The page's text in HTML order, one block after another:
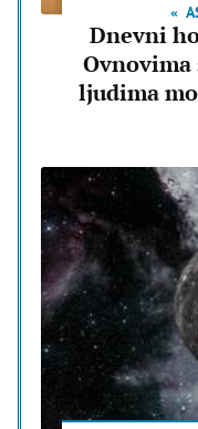
Dnevni
Ovnovima
ljudima